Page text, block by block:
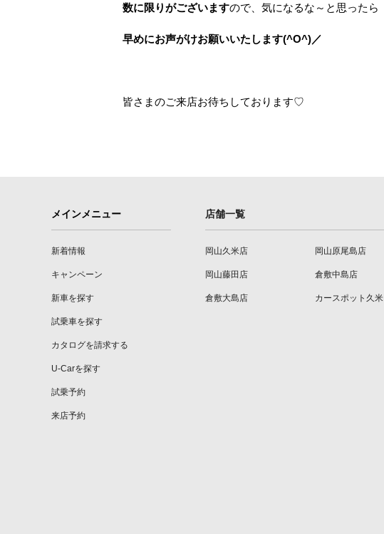
数に限りがございますので、気になるな～と思ったら
早めにお声がけお願いいたします(^O^)／
皆さまのご来店お待ちしております♡
メインメニュー
新着情報
キャンペーン
新車を探す
試乗車を探す
カタログを請求する
U-Carを探す
試乗予約
来店予約
店舗一覧
岡山久米店 岡山原尾島店
岡山藤田店 倉敷中島店
倉敷大島店 カースポット久米